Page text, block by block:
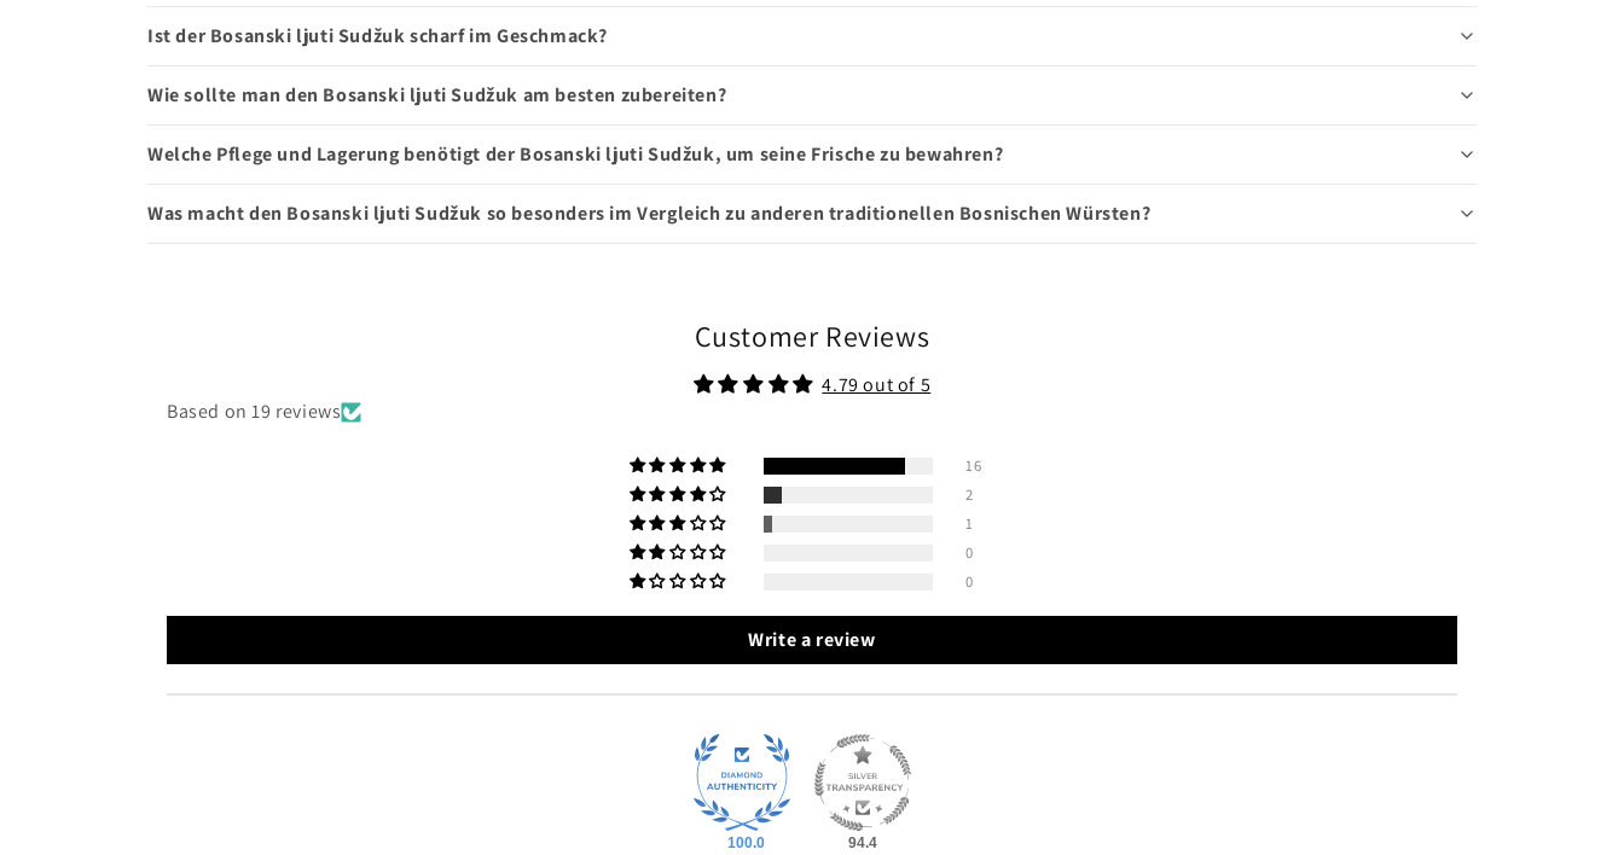
Ist der Bosanski ljuti Sudžuk scharf im Geschmack?
Wie sollte man den Bosanski ljuti Sudžuk am besten zubereiten?
Welche Pflege und Lagerung benötigt der Bosanski ljuti Sudžuk, um seine Frische zu bewahren?
Was macht den Bosanski ljuti Sudžuk so besonders im Vergleich zu anderen traditionellen Bosnischen Würsten?
Customer Reviews
4.79 out of 5
Based on 19 reviews
16
2
1
0
0
Write a review
100.0 94.4